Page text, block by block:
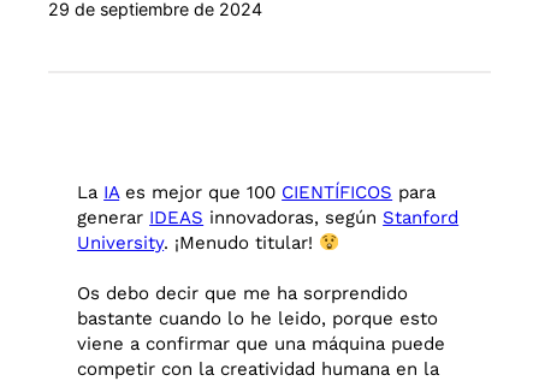
29 de septiembre de 2024
La IAes mejor que 100 CIENTÍFICOS para
generar IDEAS innovadoras, según Stanford
University. ¡Menudo titular!
Os debo decir que me ha sorprendido
bastante cuando lo he leido, porque esto
viene a confirmar que una máquina puede
competir con la creatividad humana en la